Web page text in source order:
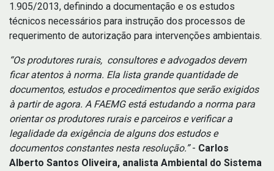
1.905/2013, definindo a documentação e os estudos
técnicos necessários para instrução dos processos de
requerimento de autorização para intervenções ambientais.
“Os produtores rurais, consultores e advogados devem
ficar atentos à norma. Ela lista grande quantidade de
documentos, estudos e procedimentos que serão exigidos
à partir de agora. A FAEMG está estudando a norma para
orientar os produtores rurais e parceiros e verificar a
legalidade da exigência de alguns dos estudos e
documentos constantes nesta resolução.”- Carlos
Alberto Santos Oliveira, analista Ambiental do Sistema